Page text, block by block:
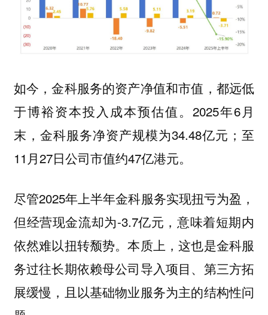
如今，金科服务的资产净值和市值，都远低
于博裕资本投入成本预估值。2025年6月
末，金科服务净资产规模为34.48亿元；至
11月27日公司市值约47亿港元。
尽管2025年上半年金科服务实现扭亏为盈，
但经营现金流却为-3.7亿元，意味着短期内
依然难以扭转颓势。本质上，这也是金科服
务过往长期依赖母公司导入项目、第三方拓
展缓慢，且以基础物业服务为主的结构性问